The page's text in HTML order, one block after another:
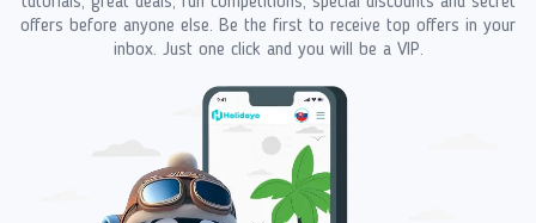
offers before anyone else. Be the first to receive top offers in your
inbox. Just one click and you will be a VIP.